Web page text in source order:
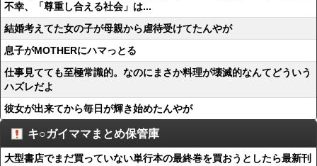
不幸、「尊重し合える社会」は...
結婚考えてた女の子が母親から虐待受けてたんやが
息子がMOTHERにハマっとる
仕事見てても至極常識的。なのにまさか料理が壊滅的なんてどういう
ハズレだよ
彼女が出来てから毎日が輝き始めたんやが
キ○ガイママまとめ保管庫
大型書店でまだ買っていない単行本の最終巻を買おうとしたら最新刊